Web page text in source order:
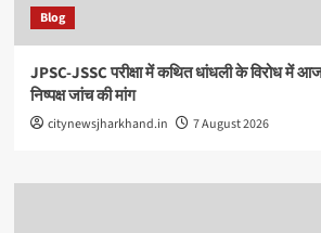
Blog
JPSC-JSSC परीक्षा में कथित धांधली के विरोध में
निष्पक्ष जांच की मांग
citynewsjharkhand.in 7 August 2026